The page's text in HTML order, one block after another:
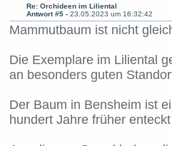
Re: Orchideen im Liliental
Antwort #5 -23.05.2023 um 16:32:42
Mammutbaum ist nicht
Die Exemplare im Liliental
an besonders guten
Der Baum in Bensheim ist
hundert Jahre früher